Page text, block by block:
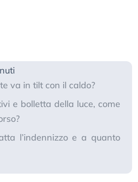
va in tilt con il caldo?
e bolletta della luce, come
l’indennizzo e a quanto